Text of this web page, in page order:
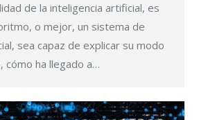
de la inteligencia artificial, es
o mejor, un sistema de
sea capaz de explicar su modo
cómo ha llegado a…